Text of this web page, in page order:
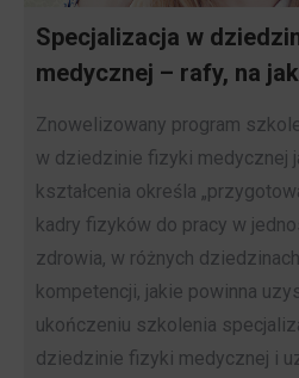
Specjalizacja w
medycznej – rafy, na
Znowelizowany program
w dziedzinie fizyki medycznej
kształcenia określa
kadry fizyków do pracy w
zdrowia, w różnych
kompetencji, jakie powinna
ukończeniu szkolenia
dziedzinie fizyki medycznej i